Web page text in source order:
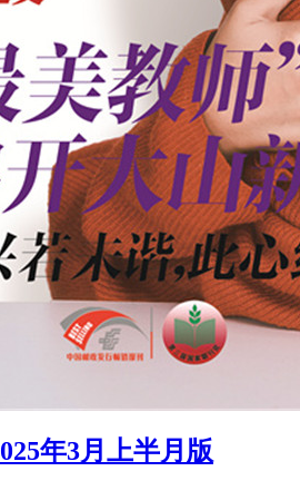
年3月上半月版